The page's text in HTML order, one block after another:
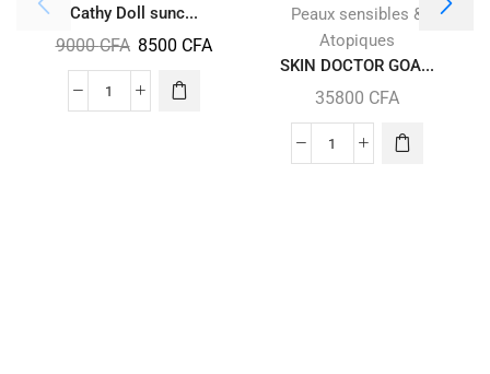
Cathy Doll sunc...
9000CFA 8500 CFA
Peaux sensibles &
Atopiques
SKIN DOCTOR GOA...
35800 CFA